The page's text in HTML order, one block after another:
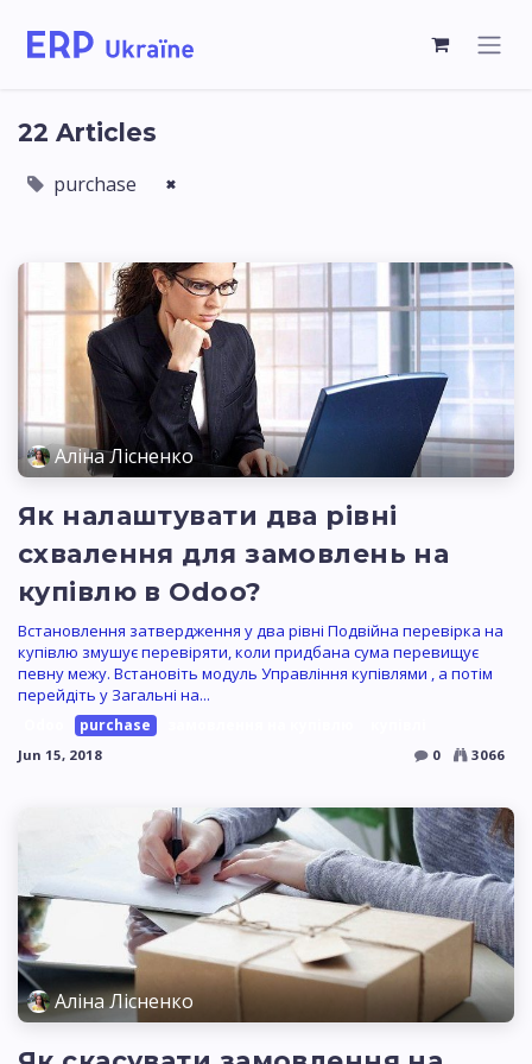
22 Articles
purchase ×
Аліна Лісненко
Як налаштувати два рівні
схвалення для замовлень на
купівлю в Odoo?
Встановлення затвердження у два рівні Подвійна перевірка на
купівлю змушує перевіряти, коли придбана сума перевищує
певну межу. Встановіть модуль Управління купівлями , а потім
перейдіть у Загальні на...
purchase
Jun 15, 2018 0 3066
Аліна Лісненко